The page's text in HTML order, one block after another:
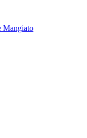
Mangiato